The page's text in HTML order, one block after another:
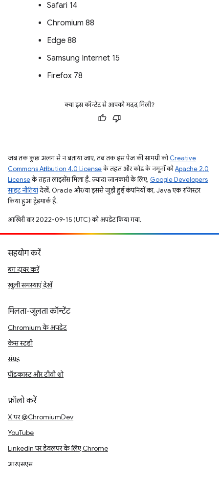
Safari 14
Chromium 88
Edge 88
Samsung Internet 15
Firefox 78
क्या इस कॉन्टेंट से आपको मदद मिली?
जब तक कुछ अलग से न बताया जाए, तब तक इस पेज की सामग्री कोCreative
Commons Attribution 4.0 Licenseके तहत और कोड के नमूनों कोApache 2.0
Licenseके तहत लाइसेंस मिला है. ज़्यादा जानकारी के लिए, Google Developers
साइट नीतियांदेखें. Oracle और/या इससे जुड़ी हुई कंपनियों का, Java एक रजिस्टर
किया हुआ ट्रेडमार्क है.
आखिरी बार 2022-09-15 (UTC) को अपडेट किया गया.
सहयोग करें
बग दायर करें
खुली समस्याएं देखें
मिलता-जुलता कॉन्टेंट
Chromium के अपडेट
केस स्टडी
संग्रह
पॉडकास्ट और टीवी शो
फ़ॉलो करें
X पर @ChromiumDev
YouTube
LinkedIn पर डेवलपर के लिए Chrome
आरएसएस